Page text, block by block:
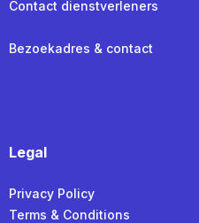
Contact dienstverleners
Bezoekadres & contact
Legal
Privacy Policy
Terms & Conditions